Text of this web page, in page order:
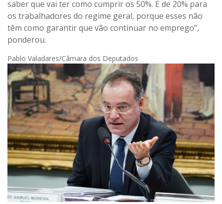
saber que vai ter como cumprir os 50%. E de 20% para
os trabalhadores do regime geral, porque esses não
têm como garantir que vão continuar no emprego”,
ponderou.
Pablo Valadares/Câmara dos Deputados